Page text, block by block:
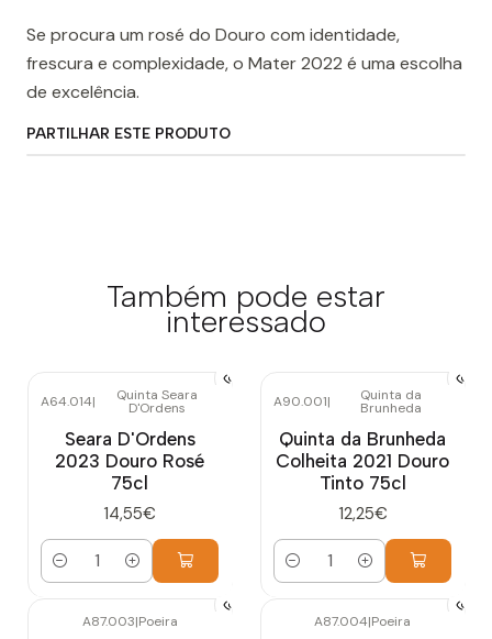
Se procura um rosé do Douro com identidade,
frescura e complexidade, o Mater 2022 é uma escolha
de excelência.
PARTILHAR ESTE PRODUTO
Também pode estar
interessado
A64.014| Quinta Seara
D'Ordens
Seara D'Ordens
2023 Douro Rosé
75cl
14,55€
Quantidade
A90.001| Quinta da
Brunheda
Quinta da Brunheda
Colheita 2021 Douro
Tinto 75cl
12,25€
Quantidade
A87.003|Poeira A87.004|Poeira